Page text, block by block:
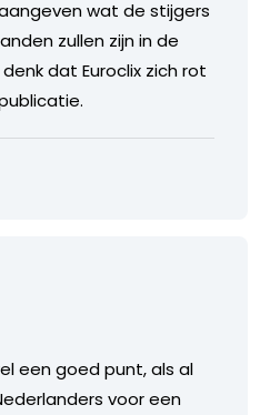
wat de stijgers
zullen zijn in de
dat Euroclix zich rot
een goed punt, als al
voor een